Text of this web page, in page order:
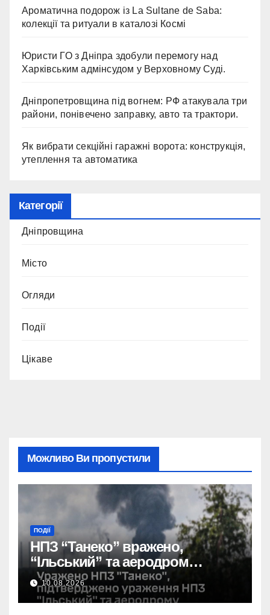
Ароматична подорож із La Sultane de Saba:
колекції та ритуали в каталозі Космі
Юристи ГО з Дніпра здобули перемогу над
Харківським адмінсудом у Верховному Суді.
Дніпропетровщина під вогнем: РФ атакувала три
райони, понівечено заправку, авто та трактори.
Як вибрати секційні гаражні ворота: конструкція,
утеплення та автоматика
Категорії
Дніпровщина
Місто
Огляди
Події
Цікаве
Можливо Ви пропустили
ПОДІЇ
НПЗ “Танеко” вражено,
“Ільський” та аеродром
пошкоджено: сили оборони
завдали удару.
10.08.2026